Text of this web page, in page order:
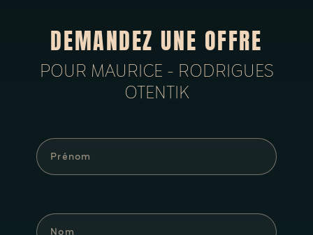
DEMANDEZ UNE OFFRE
POUR MAURICE - RODRIGUES
OTENTIK